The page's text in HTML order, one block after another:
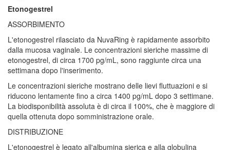
Etonogestrel
ASSORBIMENTO
L'etonogestrel rilasciato da NuvaRing è rapidamente assorbito
dalla mucosa vaginale. Le concentrazioni sieriche massime di
etonogestrel, di circa 1700 pg/mL, sono raggiunte circa una
settimana dopo l'inserimento.
Le concentrazioni sieriche mostrano delle lievi fluttuazioni e si
riducono lentamente fino a circa 1400 pg/mL dopo 3 settimane.
La biodisponibilità assoluta è di circa il 100%, che è maggiore di
quella ottenuta dopo somministrazione orale.
DISTRIBUZIONE
L'etonogestrel è legato all'albumina sierica e alla globulina